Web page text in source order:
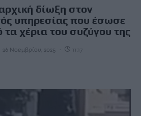
δίωξη στον
υπηρεσίας που έσωσε
τα χέρια του συζύγου της
26 Νοεμβρίου, 2025 11:17